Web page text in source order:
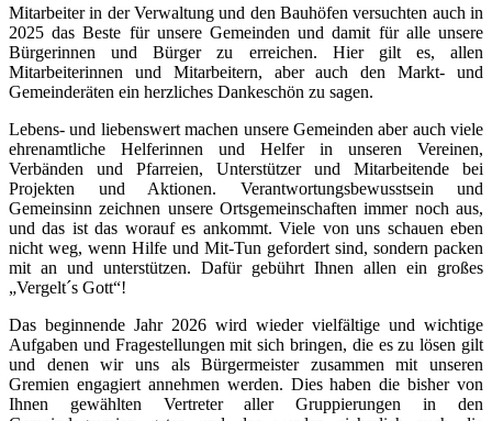
Mitarbeiter in der Verwaltung und den Bauhöfen versuchten auch in
2025 das Beste für unsere Gemeinden und damit für alle unsere
Bürgerinnen und Bürger zu erreichen. Hier gilt es, allen
Mitarbeiterinnen und Mitarbeitern, aber auch den Markt- und
Gemeinderäten ein herzliches Dankeschön zu sagen.
Lebens- und liebenswert machen unsere Gemeinden aber auch viele
ehrenamtliche Helferinnen und Helfer in unseren Vereinen,
Verbänden und Pfarreien, Unterstützer und Mitarbeitende bei
Projekten und Aktionen. Verantwortungsbewusstsein und
Gemeinsinn zeichnen unsere Ortsgemeinschaften immer noch aus,
und das ist das worauf es ankommt. Viele von uns schauen eben
nicht weg, wenn Hilfe und Mit-Tun gefordert sind, sondern packen
mit an und unterstützen. Dafür gebührt Ihnen allen ein großes
„Vergelt´s Gott“!
Das beginnende Jahr 2026 wird wieder vielfältige und wichtige
Aufgaben und Fragestellungen mit sich bringen, die es zu lösen gilt
und denen wir uns als Bürgermeister zusammen mit unseren
Gremien engagiert annehmen werden. Dies haben die bisher von
Ihnen gewählten Vertreter aller Gruppierungen in den